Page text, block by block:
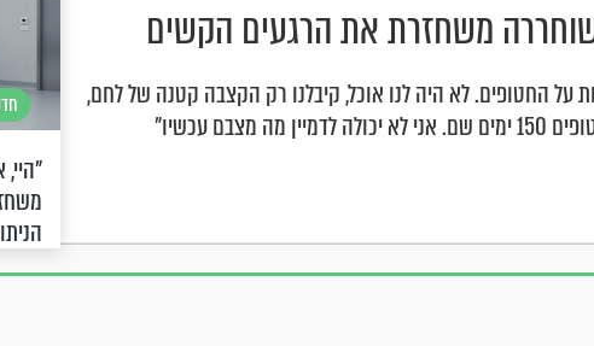
משחזרת את הרגעים הקשים
על החטופים. לא היה לנו אוכל, קיבלנו רק הקצבה קטנה של לחם,